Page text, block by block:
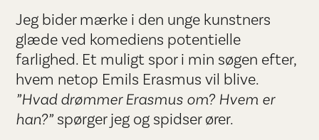
Jeg bider mærke i den unge kunstners
glæde ved komediens potentielle
farlighed. Et muligt spor i min søgen efter,
hvem netop Emils Erasmus vil blive.
”Hvad drømmer Erasmus om? Hvem er
han?” spørger jeg og spidser ører.